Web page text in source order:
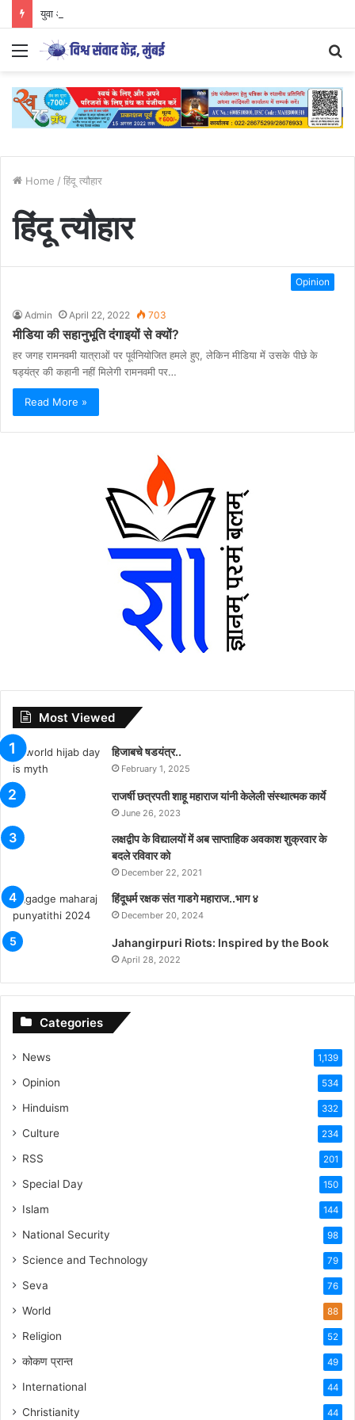
युवा आंदोलनों की दिशा और वैचारिक परिप्रेक्ष्य
Menu
Home / हिंदू त्यौहार
हिंदू त्यौहार
Opinion
Admin April 22, 2022 703
मीडिया की सहानुभूति दंगाइयों से क्यों?
हर जगह रामनवमी यात्राओं पर पूर्वनियोजित हमले हुए, लेकिन मीडिया में उसके पीछे के
षड्यंत्र की कहानी नहीं मिलेगी रामनवमी पर…
Read More »
Most Viewed
हिजाबचे षडयंत्र..
February 1, 2025
राजर्षी छत्रपती शाहू महाराज यांनी केलेली संस्थात्मक कार्ये
June 26, 2023
लक्षद्वीप के विद्यालयों में अब साप्ताहिक अवकाश शुक्रवार के
बदले रविवार को
December 22, 2021
हिंदूधर्म रक्षक संत गाडगे महाराज..भाग ४
December 20, 2024
Jahangirpuri Riots: Inspired by the Book
April 28, 2022
Categories
News 1,139
Opinion 534
Hinduism 332
Culture 234
RSS 201
Special Day 150
Islam 144
National Security 98
Science and Technology 79
Seva 76
World 88
Religion 52
कोकण प्रान्त 49
International 44
Christianity 44